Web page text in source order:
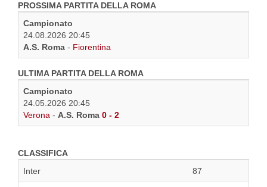
PROSSIMA PARTITA DELLA ROMA
Campionato
24.08.2026 20:45
A.S. Roma - Fiorentina
ULTIMA PARTITA DELLA ROMA
Campionato
24.05.2026 20:45
Verona - A.S. Roma 0 - 2
CLASSIFICA
Inter
87